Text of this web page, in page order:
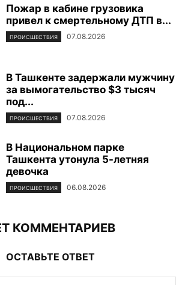
Пожар в кабине грузовика
привел к смертельному ДТП в...
ПРОИСШЕСТВИЯ 07.08.2026
В Ташкенте задержали мужчину
за вымогательство $3 тысяч
под...
ПРОИСШЕСТВИЯ 07.08.2026
В Национальном парке
Ташкента утонула 5-летняя
девочка
ПРОИСШЕСТВИЯ 06.08.2026
КОММЕНТАРИЕВ
ОСТАВЬТЕ ОТВЕТ